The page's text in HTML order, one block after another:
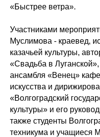
«Быстрее ветра».
Участниками
Муслимова - краевед,
казачьей культуры,
«Свадьба в
ансамбля «Венец»
искусства и
«Волгоградский
культуры» и его
также студенты
техникума и учащиеся